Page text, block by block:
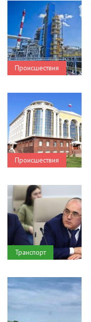
Происшествия
Происшествия
Транспорт